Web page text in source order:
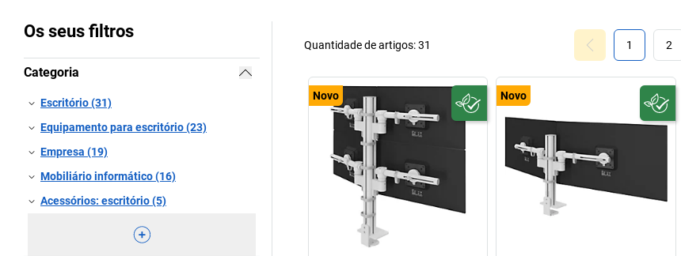
para TI e
Os seus filtros
Categoria
Escritório (31)
Equipamento para escritório (23)
Empresa (19)
Mobiliário informático (16)
Acessórios: escritório (5)
1 2
Quantidade de artigos:31
Novo Novo